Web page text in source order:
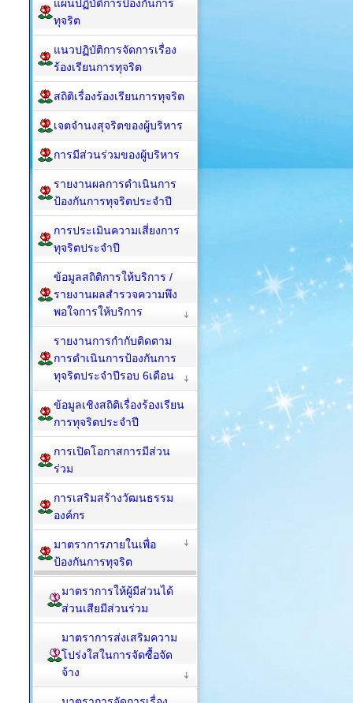
แผนปฏิบัติการป้องกันการ
ทุจริต
แนวปฏิบัติการจัดการเรื่อง
ร้องเรียนการทุจริต
สถิติเรื่องร้องเรียนการทุจริต
เจตจำนงสุจริตของผู้บริหาร
การมีส่วนร่วมของผู้บริหาร
รายงานผลการดำเนินการ
ป้องกันการทุจริตประจำปี
การประเมินความเสี่ยงการ
ทุจริตประจำปี
ข้อมูลสถิติการให้บริการ /
รายงานผลสำรวจความพึง
พอใจการให้บริการ
รายงานการกำกับติดตาม
การดำเนินการป้องกันการ
ทุจริตประจำปีรอบ 6เดือน
ข้อมูลเชิงสถิติเรื่องร้องเรียน
การทุจริตประจำปี
การเปิดโอกาสการมีส่วน
ร่วม
การเสริมสร้างวัฒนธรรม
องค์กร
มาตราการภายในเพื่อ
ป้องกันการทุจริต
มาตราการให้ผู้มีส่วนได้
ส่วนเสียมีส่วนร่วม
มาตราการส่งเสริมความ
โปร่งใสในการจัดซื้อจัด
จ้าง